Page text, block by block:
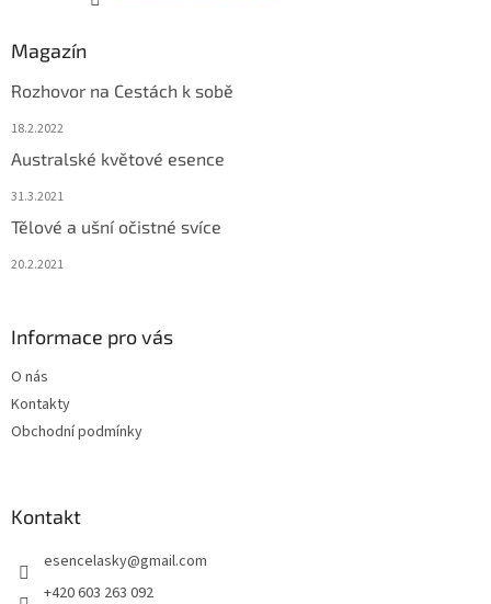
Magazín
Rozhovor na Cestách k sobě
18.2.2022
Australské květové esence
31.3.2021
Tělové a ušní očistné svíce
20.2.2021
Informace pro vás
O nás
Kontakty
Obchodní podmínky
Kontakt
esencelasky@gmail.com
+420 603 263 092